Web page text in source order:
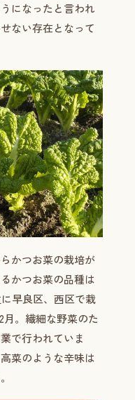
になったと言われ
ない存在となって
かつお菜の栽培が
かつお菜の品種は
早良区、西区で栽
月。繊細な野菜のた
で行われていま
菜のような辛味は